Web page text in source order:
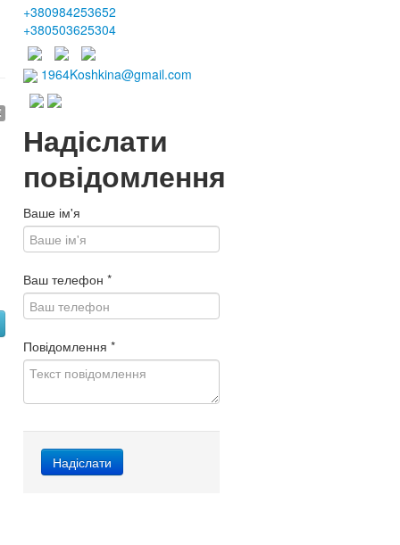
+380984253652
+380503625304
1964Koshkina@gmail.com
Надіслати
повідомлення
Ваше ім'я
Ваш телефон *
Повідомлення *